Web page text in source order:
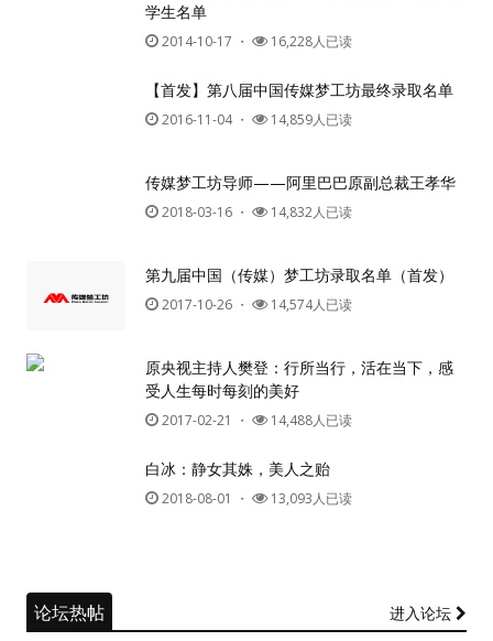
学生名单
2014-10-17 ・ 16,228人已读
【首发】第八届中国传媒梦工坊最终录取名单
2016-11-04・ 14,859人已读
传媒梦工坊导师——阿里巴巴原副总裁王孝华
2018-03-16 ・ 14,832人已读
第九届中国（传媒）梦工坊录取名单（首发）
2017-10-26 ・ 14,574人已读
原央视主持人樊登：行所当行，活在当下，感
受人生每时每刻的美好
2017-02-21 ・ 14,488人已读
白冰：静女其姝，美人之贻
2018-08-01 ・ 13,093人已读
论坛热帖 进入论坛